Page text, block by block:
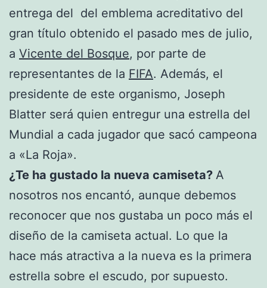
entrega del del emblema acreditativo del
gran título obtenido el pasado mes de julio,
a Vicente del Bosque, por parte de
representantes de la FIFA. Además, el
presidente de este organismo, Joseph
Blatter será quien entregur una estrella del
Mundial a cada jugador que sacó campeona
a «La Roja».
¿Te ha gustado la nueva camiseta? A
nosotros nos encantó, aunque debemos
reconocer que nos gustaba un poco más el
diseño de la camiseta actual. Lo que la
hace más atractiva a la nueva es la primera
estrella sobre el escudo, por supuesto.